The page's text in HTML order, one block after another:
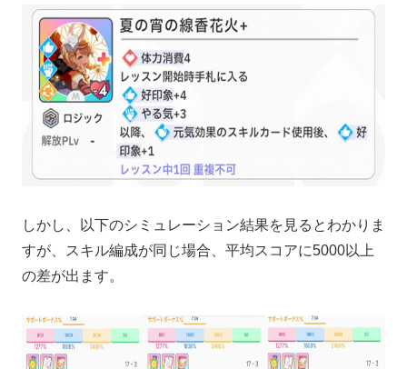
しかし、以下のシミュレーション結果を見るとわかりま
すが、スキル編成が同じ場合、平均スコアに5000以上
の差が出ます。